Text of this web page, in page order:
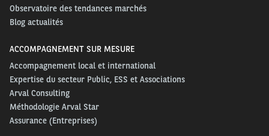
Observatoire des tendances marchés
Blog actualités
ACCOMPAGNEMENT SUR MESURE
Accompagnement local et international
Expertise du secteur Public, ESS et Associations
Arval Consulting
Méthodologie Arval Star
Assurance (Entreprises)